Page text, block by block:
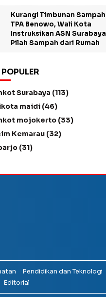
Kurangi Timbunan Sampah
TPA Benowo, Wali Kota
Instruksikan ASN Surabaya
Pilah Sampah dari Rumah
Surabaya (113)
maidi (46)
mojokerto (33)
Kemarau (32)
(31)
Pendidikan dan Teknologi
Editorial